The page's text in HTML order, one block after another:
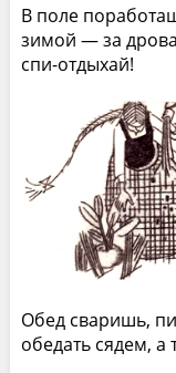
В поле
зимой — за
спи-отдыхай!
Обед сваришь,
обедать сядем,